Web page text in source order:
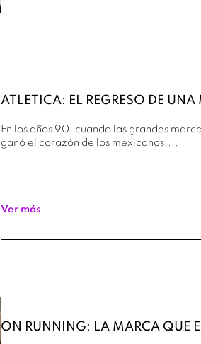
ATLETICA: EL REGRESO DE
En los años 90, cuando las grandes
ganó el corazón de los mexicanos:...
Ver más
ON RUNNING: LA MARCA QUE